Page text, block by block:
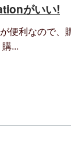
がいい!
便利なので、
...